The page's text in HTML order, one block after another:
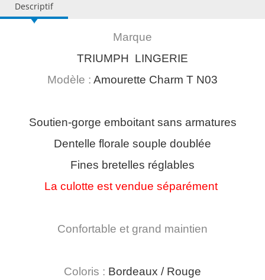
Descriptif
Marque
TRIUMPH LINGERIE
Modèle : Amourette Charm T N03
Soutien-gorge emboitant sans armatures
Dentelle florale souple doublée
Fines bretelles réglables
La culotte est vendue séparément
Confortable et grand maintien
Coloris : Bordeaux / Rouge